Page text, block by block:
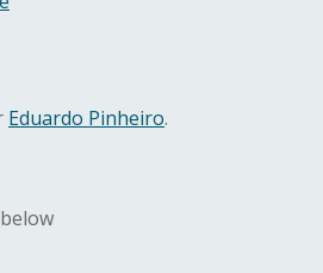
Eduardo Pinheiro.